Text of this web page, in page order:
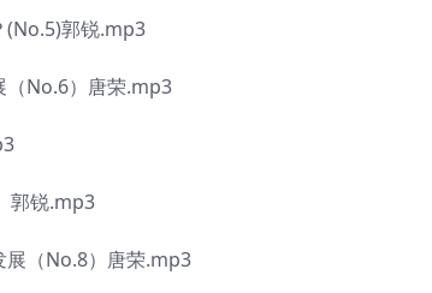
(No.5)郭锐.mp3
（No.6）唐荣.mp3
郭锐.mp3
展（No.8）唐荣.mp3